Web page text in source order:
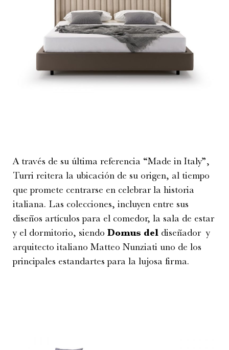
A través de su última referencia “Made in Italy”,
Turri reitera la ubicación de su origen, al tiempo
que promete centrarse en celebrar la historia
italiana. Las colecciones, incluyen entre sus
diseños artículos para el comedor, la sala de estar
y el dormitorio, siendo Domus del diseñador y
arquitecto italiano Matteo Nunziati uno de los
principales estandartes para la lujosa firma.